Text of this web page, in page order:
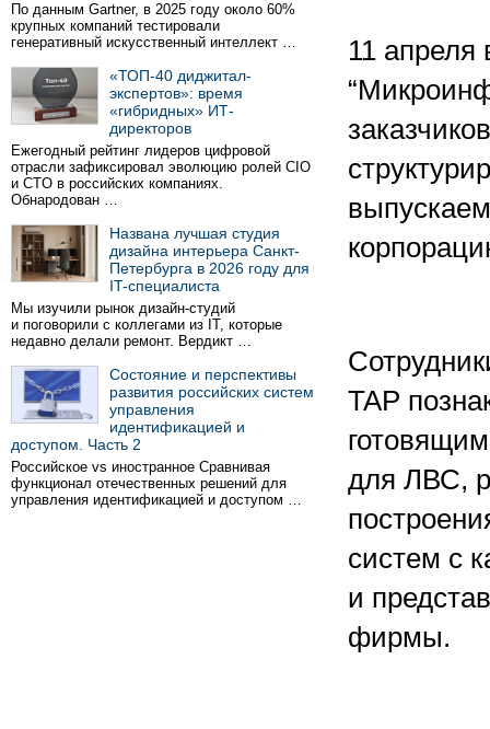
По данным Gartner, в 2025 году около 60%
крупных компаний тестировали
генеративный искусственный интеллект …
«ТОП-40 диджитал-
экспертов»: время
«гибридных» ИТ-
директоров
Ежегодный рейтинг лидеров цифровой
отрасли зафиксировал эволюцию ролей CIO
и CTO в российских компаниях.
Обнародован …
Названа лучшая студия
дизайна интерьера Санкт-
Петербурга в 2026 году для
IT-специалиста
Мы изучили рынок дизайн-студий
и поговорили с коллегами из IT, которые
недавно делали ремонт. Вердикт …
Состояние и перспективы
развития российских систем
управления
идентификацией и
доступом. Часть 2
Российское vs иностранное Сравнивая
функционал отечественных решений для
управления идентификацией и доступом …
11
TAP
для ЛВС,
систем с
и
фирмы.